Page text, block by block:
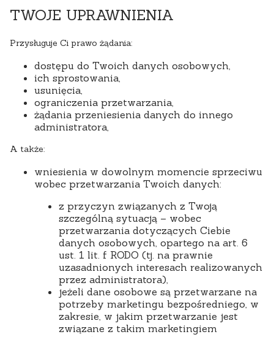
TWOJE UPRAWNIENIA
Przysługuje Ci prawo żądania:
dostępu do Twoich danych osobowych,
ich sprostowania,
usunięcia,
ograniczenia przetwarzania,
żądania przeniesienia danych do innego
administratora,
A także:
wniesienia w dowolnym momencie sprzeciwu
wobec przetwarzania Twoich danych:
z przyczyn związanych z Twoją
szczególną sytuacją – wobec
przetwarzania dotyczących Ciebie
danych osobowych, opartego na art. 6
ust. 1 lit. f RODO (tj. na prawnie
uzasadnionych interesach realizowanych
przez administratora),
jeżeli dane osobowe są przetwarzane na
potrzeby marketingu bezpośredniego, w
zakresie, w jakim przetwarzanie jest
związane z takim marketingiem